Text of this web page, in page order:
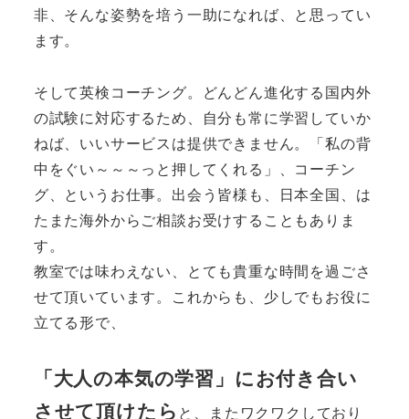
非、そんな姿勢を培う一助になれば、と思ってい
ます。
そして英検コーチング。どんどん進化する国内外
の試験に対応するため、自分も常に学習していか
ねば、いいサービスは提供できません。「私の背
中をぐい～～～っと押してくれる」、コーチン
グ、というお仕事。出会う皆様も、日本全国、は
たまた海外からご相談お受けすることもありま
す。
教室では味わえない、とても貴重な時間を過ごさ
せて頂いています。これからも、少しでもお役に
立てる形で、
「大人の本気の学習」にお付き合い
させて頂けたら と、またワクワクしており